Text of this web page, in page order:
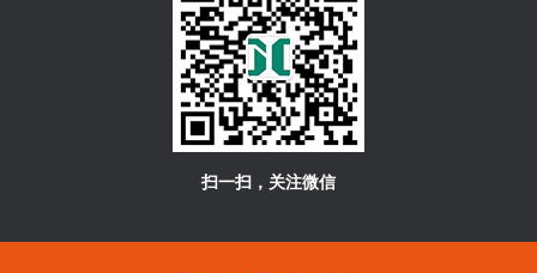
扫一扫，关注微信